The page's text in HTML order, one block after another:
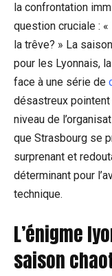
la confrontation
question cruciale :
la trêve? » La
pour les Lyonnais,
face à une série de
désastreux
niveau de
que Strasbourg se
surprenant et
déterminant pour
technique.
L’énigme
saison